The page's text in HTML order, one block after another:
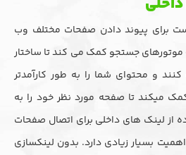
برای پیوند دادن صفحات مختلف وب
موتورهای جستجو کمک می کند تا ساختار
و محتوای شما را به طور کارآمدتر
میکند تا صفحه مورد نظر خود را به
از لینک های داخلی برای اتصال صفحات
بسیار زیادی دارد. بدون لینکسازی